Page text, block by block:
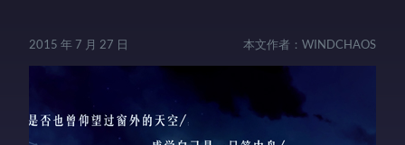
2015 年 7 月 27 日 本文作者： WINDCHAOS